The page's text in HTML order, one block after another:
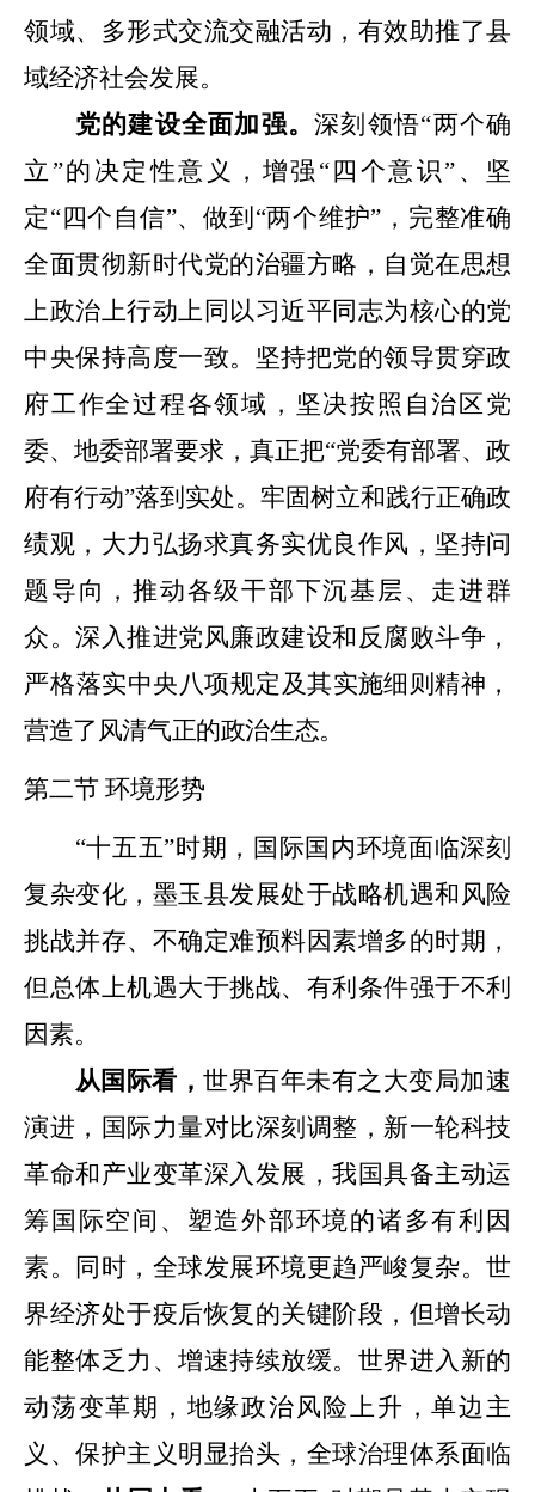
领域、多形式交流交融活动，有效助推了县
域经济社会发展。
党的建设全面加强。深刻领悟“两个确
立 ”的决定性意义，增强 “四个意识” 、坚
定“四个自信”、做到 “两个维护” ，完整准确
全面贯彻新时代党的治疆方略，自觉在思想
上政治上行动上同以习近平同志为核心的党
中央保持高度一致。坚持把党的领导贯穿政
府工作全过程各领域，坚决按照自治区党
委、地委部署要求，真正把“党委有部署、政
府有行动”落到实处。牢固树立和践行正确政
绩观，大力弘扬求真务实优良作风，坚持问
题导向，推动各级干部下沉基层、走进群
众。深入推进党风廉政建设和反腐败斗争，
严格落实中央八项规定及其实施细则精神，
营造了风清气正的政治生态。
第二节 环境形势
“十五五”时期，国际国内环境面临深刻
复杂变化，墨玉县发展处于战略机遇和风险
挑战并存、不确定难预料因素增多的时期 ，
但总体上机遇大于挑战、有利条件强于不利
因素。
从国际看，世界百年未有之大变局加速
演进， 国际力量对比深刻调整， 新一轮科技
革命和产业变革深入发展， 我国具备主动运
筹国际空间、塑造外部环境的诸多有利因
素。同时，全球发展环境更趋严峻复杂。世
界经济处于疫后恢复的关键阶段，但增长动
能整体乏力、增速持续放缓。世界进入新的
动荡变革期，地缘政治风险上升，单边主
义、保护主义明显抬头，全球治理体系面临